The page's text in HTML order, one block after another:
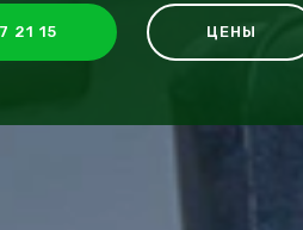
21 15 ЦЕНЫ